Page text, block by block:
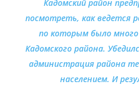
Кадомский район
посмотреть, как ведется
по которым было
Кадомского района.
администрация района
населением. И